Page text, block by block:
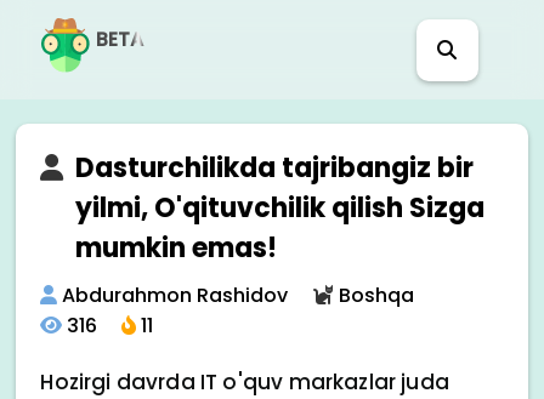
BETA
Dasturchilikda tajribangiz bir
yilmi, O'qituvchilik qilish Sizga
mumkin emas!
Abdurahmon Rashidov
Boshqa
316
11
Hozirgi davrda IT o'quv markazlar juda